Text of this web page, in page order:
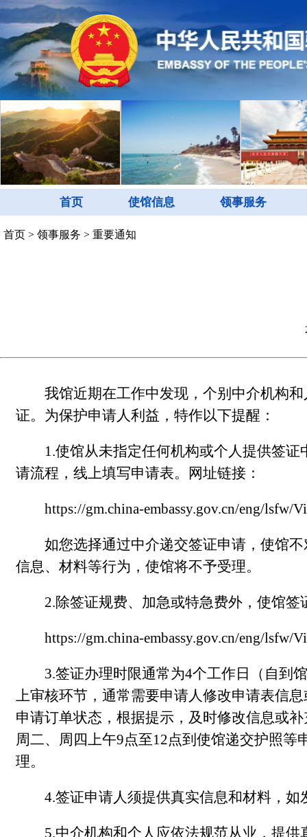
首页 使馆信息 领事服务
首页 > 领事服务 > 重要通知
我馆近期在工作中发现，个别中介机构
证。为保护申请人利益，特作以下提醒：
1.使馆从未指定任何机构或个人提供签
请流程，线上填写申请表。网址链接：
https://gm.china-embassy.gov.cn/eng/lsfw/
如您选择通过中介递交签证申请，使馆
信息、材料等行为，使馆将不予受理。
2.除签证规费、加急或特急费外，使馆
https://gm.china-embassy.gov.cn/eng/lsfw/
3.签证办理时限通常为4个工作日（自到
上审核环节，通常需要申请人修改申请表信
申请订单状态，根据提示，及时修改信息或
周二、周四上午9点至12点到使馆递交护照
理。
4.签证申请人须提供真实信息和材料，
5.中介机构和个人应依法规范从业，提